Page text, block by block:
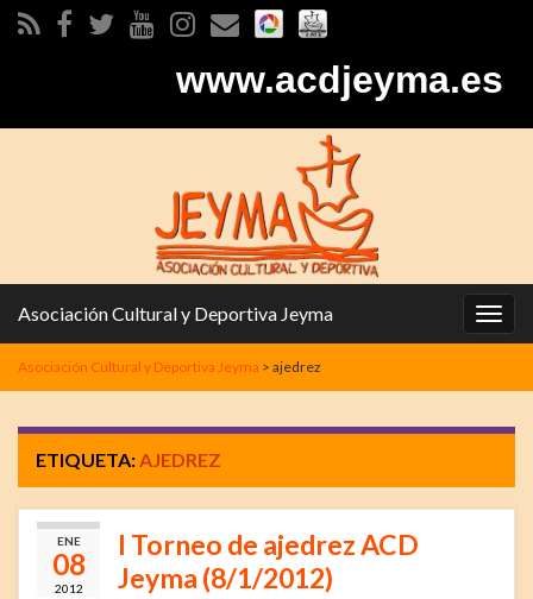
www.acdjeyma.es
la
Asociación Cultural y Deportiva Jeyma
Asociación Cultural y Deportiva Jeyma > ajedrez
ETIQUETA: AJEDREZ
ENE
08
2012
I Torneo de ajedrez ACD
Jeyma (8/1/2012)